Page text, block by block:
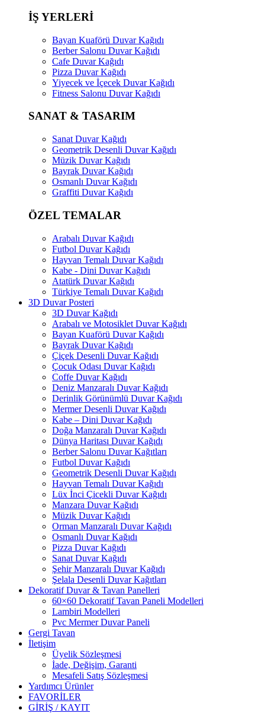
İŞ YERLERİ
Bayan Kuaförü Duvar Kağıdı
Berber Salonu Duvar Kağıdı
Cafe Duvar Kağıdı
Pizza Duvar Kağıdı
Yiyecek ve İçecek Duvar Kağıdı
Fitness Salonu Duvar Kağıdı
SANAT & TASARIM
Sanat Duvar Kağıdı
Geometrik Desenli Duvar Kağıdı
Müzik Duvar Kağıdı
Bayrak Duvar Kağıdı
Osmanlı Duvar Kağıdı
Graffiti Duvar Kağıdı
ÖZEL TEMALAR
Arabalı Duvar Kağıdı
Futbol Duvar Kağıdı
Hayvan Temalı Duvar Kağıdı
Kabe - Dini Duvar Kağıdı
Atatürk Duvar Kağıdı
Türkiye Temalı Duvar Kağıdı
3D Duvar Posteri
3D Duvar Kağıdı
Arabalı ve Motosiklet Duvar Kağıdı
Bayan Kuaförü Duvar Kağıdı
Bayrak Duvar Kağıdı
Çiçek Desenli Duvar Kağıdı
Çocuk Odası Duvar Kağıdı
Coffe Duvar Kağıdı
Deniz Manzaralı Duvar Kağıdı
Derinlik Görünümlü Duvar Kağıdı
Mermer Desenli Duvar Kağıdı
Kabe – Dini Duvar Kağıdı
Doğa Manzaralı Duvar Kağıdı
Dünya Haritası Duvar Kağıdı
Berber Salonu Duvar Kağıtları
Futbol Duvar Kağıdı
Geometrik Desenli Duvar Kağıdı
Hayvan Temalı Duvar Kağıdı
Lüx İnci Çicekli Duvar Kağıdı
Manzara Duvar Kağıdı
Müzik Duvar Kağıdı
Orman Manzaralı Duvar Kağıdı
Osmanlı Duvar Kağıdı
Pizza Duvar Kağıdı
Sanat Duvar Kağıdı
Şehir Manzaralı Duvar Kağıdı
Şelala Desenli Duvar Kağıtları
Dekoratif Duvar & Tavan Panelleri
60×60 Dekoratif Tavan Paneli Modelleri
Lambiri Modelleri
Pvc Mermer Duvar Paneli
Gergi Tavan
İletişim
Üyelik Sözleşmesi
İade, Değişim, Garanti
Mesafeli Satış Sözleşmesi
Yardımcı Ürünler
FAVORİLER
GİRİŞ / KAYIT